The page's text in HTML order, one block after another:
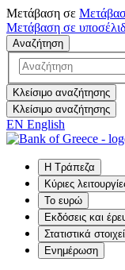
Μετάβαση σε
Μετάβαση σε
Αναζήτηση
Κλείσιμο αναζήτησης
Κλείσιμο αναζήτησης
EN English
Η Τράπεζα
Κύριες
Το ευρώ
Εκδόσεις και
Στατιστικά
Ενημέρωση